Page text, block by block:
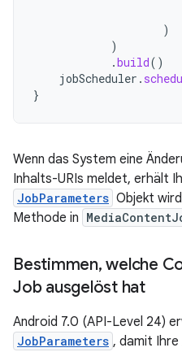
)
)
.build()
jobScheduler .
}
Wenn das System eine
Inhalts-URIs meldet, erhält
JobParameters Objekt
Methode in
Bestimmen, welche
Job ausgelöst hat
Android 7.0 (API-Level 24)
JobParameters , damit